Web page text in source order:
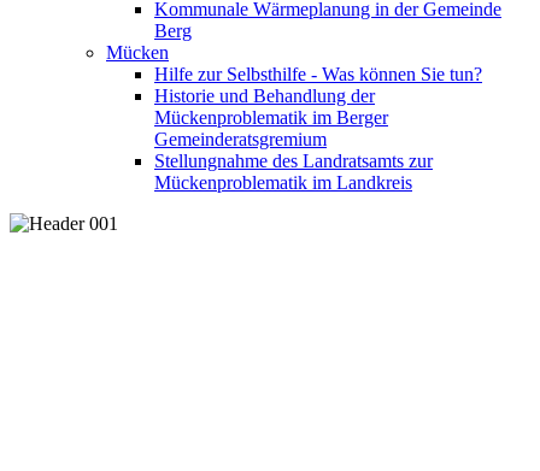
Kommunale Wärmeplanung in der Gemeinde
Berg
Mücken
Hilfe zur Selbsthilfe - Was können Sie tun?
Historie und Behandlung der
Mückenproblematik im Berger
Gemeinderatsgremium
Stellungnahme des Landratsamts zur
Mückenproblematik im Landkreis